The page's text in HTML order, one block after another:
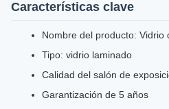
Características clave
Nombre del producto: Vidrio
Tipo: vidrio laminado
Calidad del salón de
Garantización de 5 años